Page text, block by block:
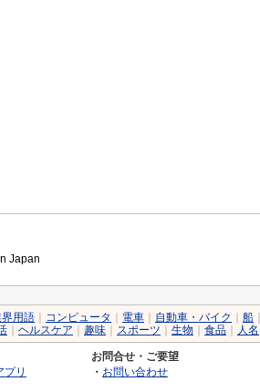
Japan
界用語 コンピュータ 電車 自動車・バイク 船
ヘルスケア 趣味 スポーツ 生物 食品 人名
プリ
お問合せ・ご要望
・ お問い合わせ